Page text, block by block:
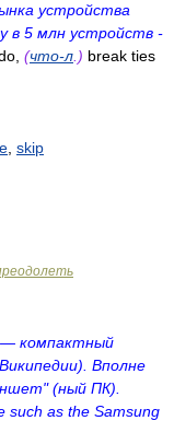
устройства
в 5 млн устройств -
(что-л .) break ties
skip
— компактный
Вполне
(ный ПК).
such as the Samsung